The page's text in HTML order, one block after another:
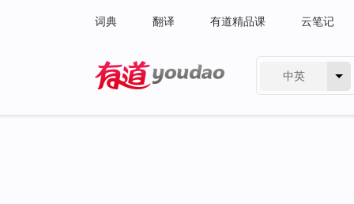
词典 翻译 有道精品课 云笔记
中英